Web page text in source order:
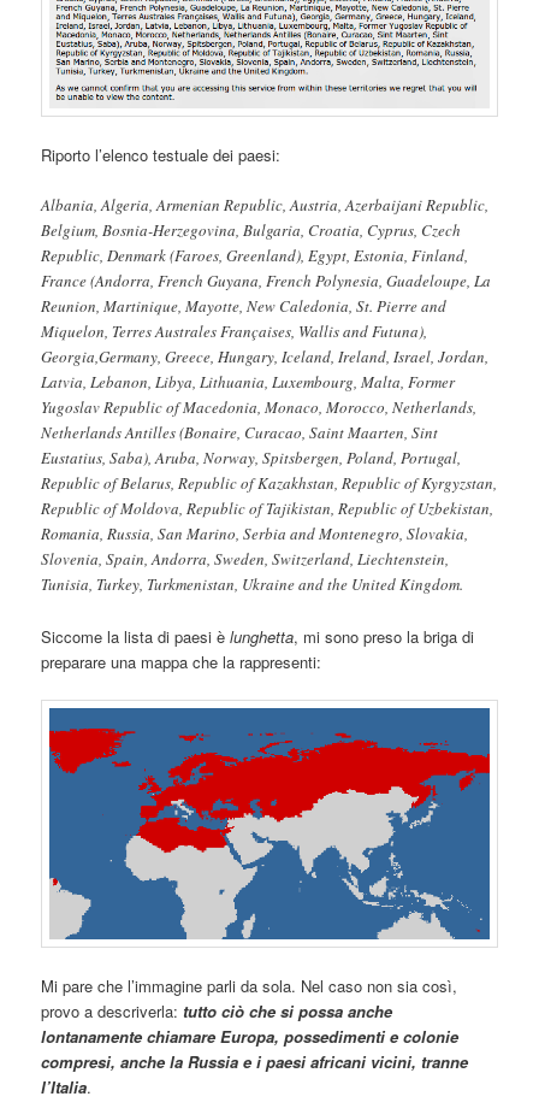
Riporto l’elenco testuale dei paesi:
Albania, Algeria, Armenian Republic, Austria, Azerbaijani Republic,
Belgium, Bosnia-Herzegovina, Bulgaria, Croatia, Cyprus, Czech
Republic, Denmark (Faroes, Greenland), Egypt, Estonia, Finland,
France (Andorra, French Guyana, French Polynesia, Guadeloupe, La
Reunion, Martinique, Mayotte, New Caledonia, St. Pierre and
Miquelon, Terres Australes Françaises, Wallis and Futuna),
Georgia,Germany, Greece, Hungary, Iceland, Ireland, Israel, Jordan,
Latvia, Lebanon, Libya, Lithuania, Luxembourg, Malta, Former
Yugoslav Republic of Macedonia, Monaco, Morocco, Netherlands,
Netherlands Antilles (Bonaire, Curacao, Saint Maarten, Sint
Eustatius, Saba), Aruba, Norway, Spitsbergen, Poland, Portugal,
Republic of Belarus, Republic of Kazakhstan, Republic of Kyrgyzstan,
Republic of Moldova, Republic of Tajikistan, Republic of Uzbekistan,
Romania, Russia, San Marino, Serbia and Montenegro, Slovakia,
Slovenia, Spain, Andorra, Sweden, Switzerland, Liechtenstein,
Tunisia, Turkey, Turkmenistan, Ukraine and the United Kingdom.
Siccome la lista di paesi èlunghetta, mi sono preso la briga di
preparare una mappa che la rappresenti:
Mi pare che l’immagine parli da sola. Nel caso non sia così,
provo a descriverla: tutto ciò che si possa anche
lontanamente chiamare Europa, possedimenti e colonie
compresi, anche la Russia e i paesi africani vicini, tranne
l’Italia.